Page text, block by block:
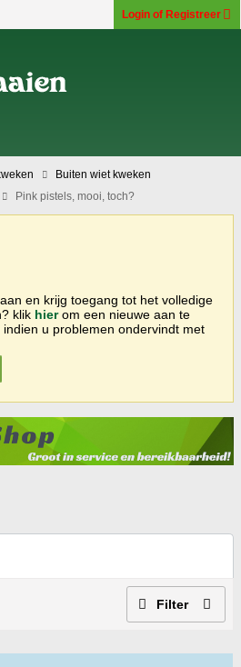
Login of Registreer
Buiten wiet kweken
Pink pistels, mooi, toch?
aan en krijg toegang tot het volledige
klik hierom een nieuwe aan te
indien u problemen ondervindt met
Filter